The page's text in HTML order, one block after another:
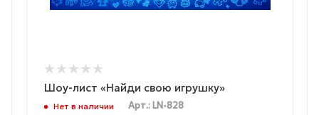
Шоу-лист «Найди свою игрушку»
Нет в наличии Арт.: LN-828